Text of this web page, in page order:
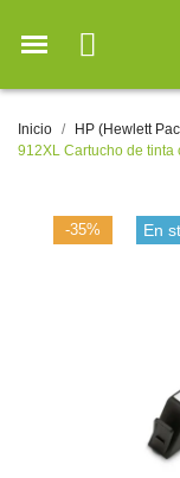
Inicio HP (Hewlett
912XL Cartucho de tinta
-35% En